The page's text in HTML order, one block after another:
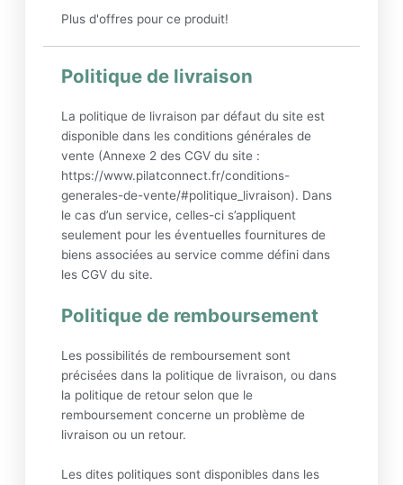
Plus d'offres pour ce produit!
Politique de livraison
La politique de livraison par défaut du site est
disponible dans les conditions générales de
vente (Annexe 2 des CGV du site :
https://www.pilatconnect.fr/conditions-
generales-de-vente/#politique_livraison). Dans
le cas d’un service, celles-ci s’appliquent
seulement pour les éventuelles fournitures de
biens associées au service comme défini dans
les CGV du site.
Politique de remboursement
Les possibilités de remboursement sont
précisées dans la politique de livraison, ou dans
la politique de retour selon que le
remboursement concerne un problème de
livraison ou un retour.
Les dites politiques sont disponibles dans les